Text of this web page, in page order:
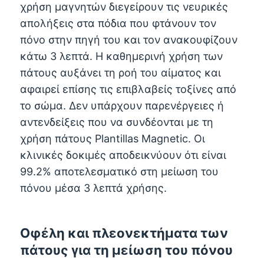
χρήση μαγνητών διεγείρουν τις νευρικές
απολήξεις στα πόδια που φτάνουν τον
πόνο στην πηγή του και τον ανακουφίζουν
κάτω 3 λεπτά. Η καθημερινή χρήση των
πάτους αυξάνει τη ροή του αίματος και
αφαιρεί επίσης τις επιβλαβείς τοξίνες από
το σώμα. Δεν υπάρχουν παρενέργειες ή
αντενδείξεις που να συνδέονται με τη
χρήση πάτους Plantillas Magnetic. Οι
κλινικές δοκιμές αποδεικνύουν ότι είναι
99.2% αποτελεσματικό στη μείωση του
πόνου μέσα 3 λεπτά χρήσης.
Οφέλη και πλεονεκτήματα των
πάτους για τη μείωση του πόνου